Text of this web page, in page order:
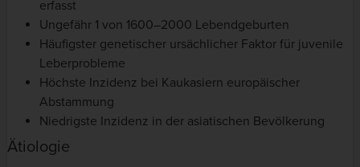
erfasst
Ungefähr 1 von 1600–2000 Lebendgeburten
Häufigster genetischer ursächlicher Faktor für juvenile
Leberprobleme
Höchste Inzidenz bei Kaukasiern europäischer
Abstammung
Niedrigste Inzidenz in der asiatischen Bevölkerung
Ätiologie